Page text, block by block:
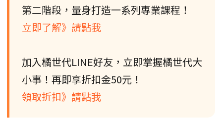
第二階段，量身打造一系列專業課程！
立即了解》請點我
加入橘世代LINE好友，立即掌握橘世代大
小事！再即享折扣金50元！
領取折扣》請點我